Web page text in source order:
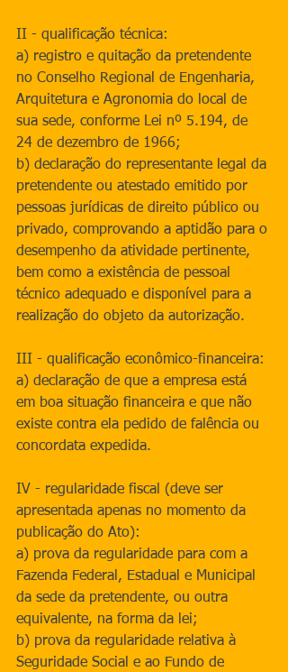
II - qualificação técnica:
a) registro e quitação da pretendente
no Conselho Regional de Engenharia,
Arquitetura e Agronomia do local de
sua sede, conforme Lei nº 5.194, de
24 de dezembro de 1966;
b) declaração do representante legal da
pretendente ou atestado emitido por
pessoas jurídicas de direito público ou
privado, comprovando a aptidão para o
desempenho da atividade pertinente,
bem como a existência de pessoal
técnico adequado e disponível para a
realização do objeto da autorização.
III - qualificação econômico-financeira:
a) declaração de que a empresa está
em boa situação financeira e que não
existe contra ela pedido de falência ou
concordata expedida.
IV - regularidade fiscal (deve ser
apresentada apenas no momento da
publicação do Ato):
a) prova da regularidade para com a
Fazenda Federal, Estadual e Municipal
da sede da pretendente, ou outra
equivalente, na forma da lei;
b) prova da regularidade relativa à
Seguridade Social e ao Fundo de